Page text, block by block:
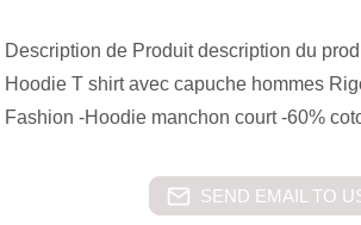
Description de Produit description du
Hoodie T shirt avec capuche hommes
Fashion -Hoodie manchon court -60%
SEND EMAIL TO